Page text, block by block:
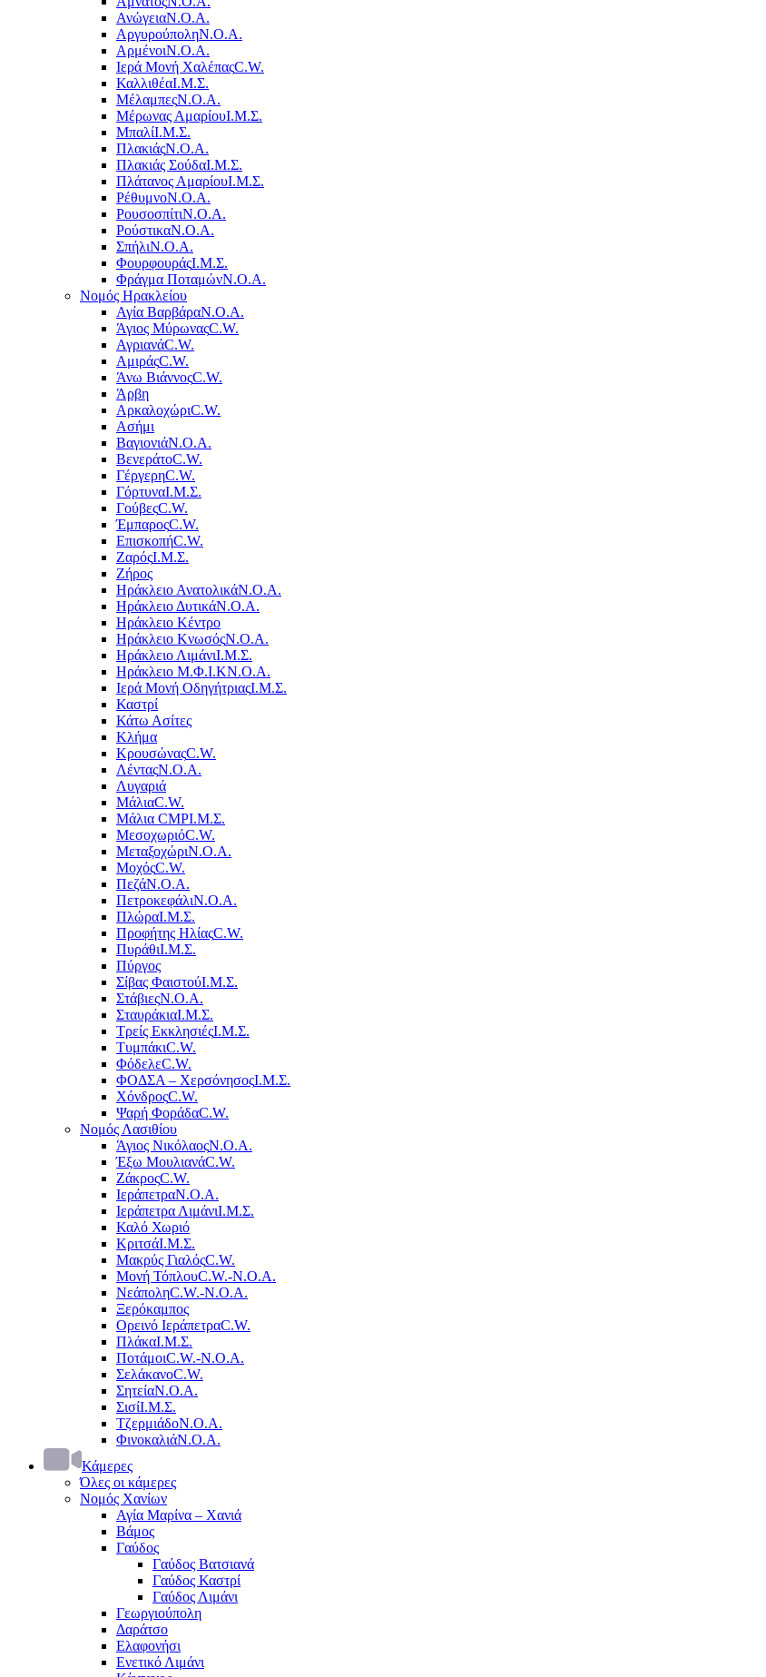
ΑνώγειαΝ.Ο.Α.
ΑργυρούποληΝ.Ο.Α.
ΑρμένοιΝ.Ο.Α.
Ιερά Μονή ΧαλέπαςC.W.
ΚαλλιθέαΙ.Μ.Σ.
ΜέλαμπεςΝ.Ο.Α.
Μέρωνας ΑμαρίουΙ.Μ.Σ.
ΜπαλίΙ.Μ.Σ.
ΠλακιάςΝ.Ο.Α.
Πλακιάς ΣούδαΙ.Μ.Σ.
Πλάτανος ΑμαρίουΙ.Μ.Σ.
ΡέθυμνοΝ.Ο.Α.
ΡουσοσπίτιΝ.Ο.Α.
ΡούστικαΝ.Ο.Α.
ΣπήλιΝ.Ο.Α.
ΦουρφουράςΙ.Μ.Σ.
Φράγμα ΠοταμώνΝ.Ο.Α.
Νομός Ηρακλείου
Αγία ΒαρβάραΝ.Ο.Α.
Άγιος ΜύρωναςC.W.
ΑγριανάC.W.
ΑμιράςC.W.
Άνω ΒιάννοςC.W.
Άρβη
ΑρκαλοχώριC.W.
Ασήμι
ΒαγιονιάΝ.Ο.Α.
ΒενεράτοC.W.
ΓέργερηC.W.
ΓόρτυναΙ.Μ.Σ.
ΓούβεςC.W.
ΈμπαροςC.W.
ΕπισκοπήC.W.
ΖαρόςΙ.Μ.Σ.
Ζήρος
Ηράκλειο ΑνατολικάΝ.Ο.Α.
Ηράκλειο ΔυτικάΝ.Ο.Α.
Ηράκλειο Κέντρο
Ηράκλειο ΚνωσόςΝ.Ο.Α.
Ηράκλειο ΛιμάνιΙ.Μ.Σ.
Ηράκλειο Μ.Φ.Ι.ΚΝ.Ο.Α.
Ιερά Μονή ΟδηγήτριαςΙ.Μ.Σ.
Καστρί
Κάτω Ασίτες
Κλήμα
ΚρουσώναςC.W.
ΛένταςΝ.Ο.Α.
Λυγαριά
ΜάλιαC.W.
Μάλια CMPΙ.Μ.Σ.
ΜεσοχωριόC.W.
ΜεταξοχώριΝ.Ο.Α.
ΜοχόςC.W.
ΠεζάΝ.Ο.Α.
ΠετροκεφάλιΝ.Ο.Α.
ΠλώραΙ.Μ.Σ.
Προφήτης ΗλίαςC.W.
ΠυράθιΙ.Μ.Σ.
Πύργος
Σίβας ΦαιστούΙ.Μ.Σ.
ΣτάβιεςΝ.Ο.Α.
ΣταυράκιαΙ.Μ.Σ.
Τρείς ΕκκλησιέςΙ.Μ.Σ.
ΤυμπάκιC.W.
ΦόδελεC.W.
ΦΟΔΣΑ – ΧερσόνησοςΙ.Μ.Σ.
ΧόνδροςC.W.
Ψαρή ΦοράδαC.W.
Νομός Λασιθίου
Άγιος ΝικόλαοςΝ.Ο.Α.
Έξω ΜουλιανάC.W.
ΖάκροςC.W.
ΙεράπετραΝ.Ο.Α.
Ιεράπετρα ΛιμάνιΙ.Μ.Σ.
Καλό Χωριό
ΚριτσάΙ.Μ.Σ.
Μακρύς ΓιαλόςC.W.
Μονή ΤόπλουC.W.-Ν.Ο.Α.
ΝεάποληC.W.-Ν.Ο.Α.
Ξερόκαμπος
Ορεινό ΙεράπετραC.W.
ΠλάκαΙ.Μ.Σ.
ΠοτάμοιC.W.-Ν.Ο.Α.
ΣελάκανοC.W.
ΣητείαΝ.Ο.Α.
ΣισίΙ.Μ.Σ.
ΤζερμιάδοΝ.Ο.Α.
ΦινοκαλιάΝ.Ο.Α.
Κάμερες
Όλες οι κάμερες
Νομός Χανίων
Αγία Μαρίνα – Χανιά
Βάμος
Γαύδος
Γαύδος Βατσιανά
Γαύδος Καστρί
Γαύδος Λιμάνι
Γεωργιούπολη
Δαράτσο
Ελαφονήσι
Ενετικό Λιμάνι